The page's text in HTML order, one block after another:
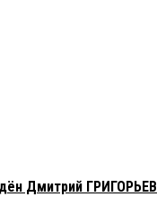
Дмитрий ГРИГОРЬЕВ